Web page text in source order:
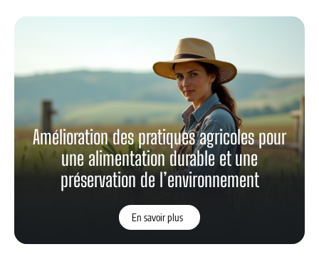
Amélioration des pratiques agricoles pour
une alimentation durable et une
préservation de l’environnement
En savoir plus